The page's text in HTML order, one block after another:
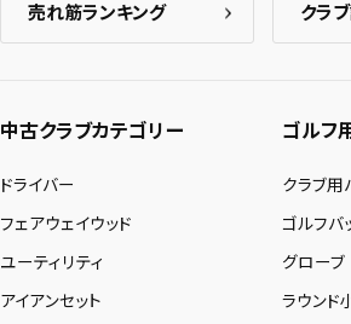
売れ筋ランキング クラ
中古クラブカテゴリー
ドライバー
フェアウェイウッド
ユーティリティ
アイアンセット
ゴルフ
クラブ用
ゴルフバ
グローブ
ラウンド